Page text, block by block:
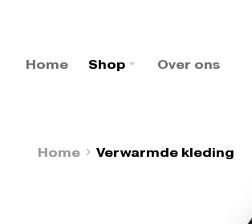
Home Shop Over ons
Je bent hier:
Home Verwarmde kleding